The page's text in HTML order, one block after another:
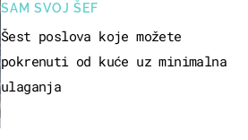
SAM SVOJ ŠEF
Šest poslova koje možete
pokrenuti od kuće uz minimalna
ulaganja